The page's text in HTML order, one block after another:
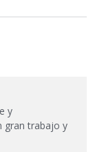
y
gran trabajo y